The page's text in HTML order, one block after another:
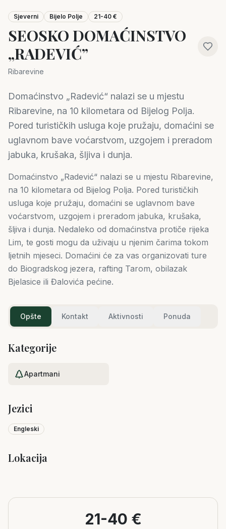
Sjeverni Bijelo Polje 21-40 €
SEOSKO DOMAĆINSTVO
„RADEVIĆ”
Ribarevine
Domaćinstvo „Radević“ nalazi se u mjestu
Ribarevine, na 10 kilometara od Bijelog Polja.
Pored turističkih usluga koje pružaju, domaćini se
uglavnom bave voćarstvom, uzgojem i preradom
jabuka, krušaka, šljiva i dunja.
Domaćinstvo „Radević“ nalazi se u mjestu Ribarevine,
na 10 kilometara od Bijelog Polja. Pored turističkih
usluga koje pružaju, domaćini se uglavnom bave
voćarstvom, uzgojem i preradom jabuka, krušaka,
šljiva i dunja. Nedaleko od domaćinstva protiče rijeka
Lim, te gosti mogu da uživaju u njenim čarima tokom
ljetnih mjeseci. Domaćini će za vas organizovati ture
do Biogradskog jezera, rafting Tarom, obilazak
Bjelasice ili Đalovića pećine.
Opšte Kontakt Aktivnosti Ponuda
Kategorije
Apartmani
Jezici
Engleski
Lokacija
−
21-40 €